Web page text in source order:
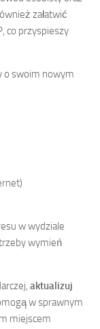
załatwić
co przyspieszy
o swoim nowym
w wydziale
wymień
aktualizuj
w sprawnym
miejscem